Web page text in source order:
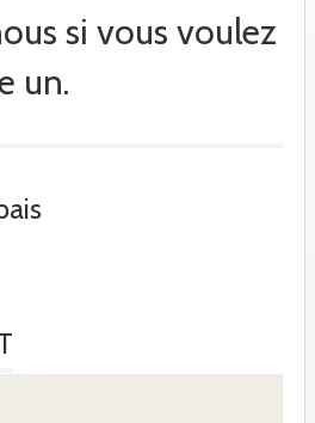
si vous voulez
un.